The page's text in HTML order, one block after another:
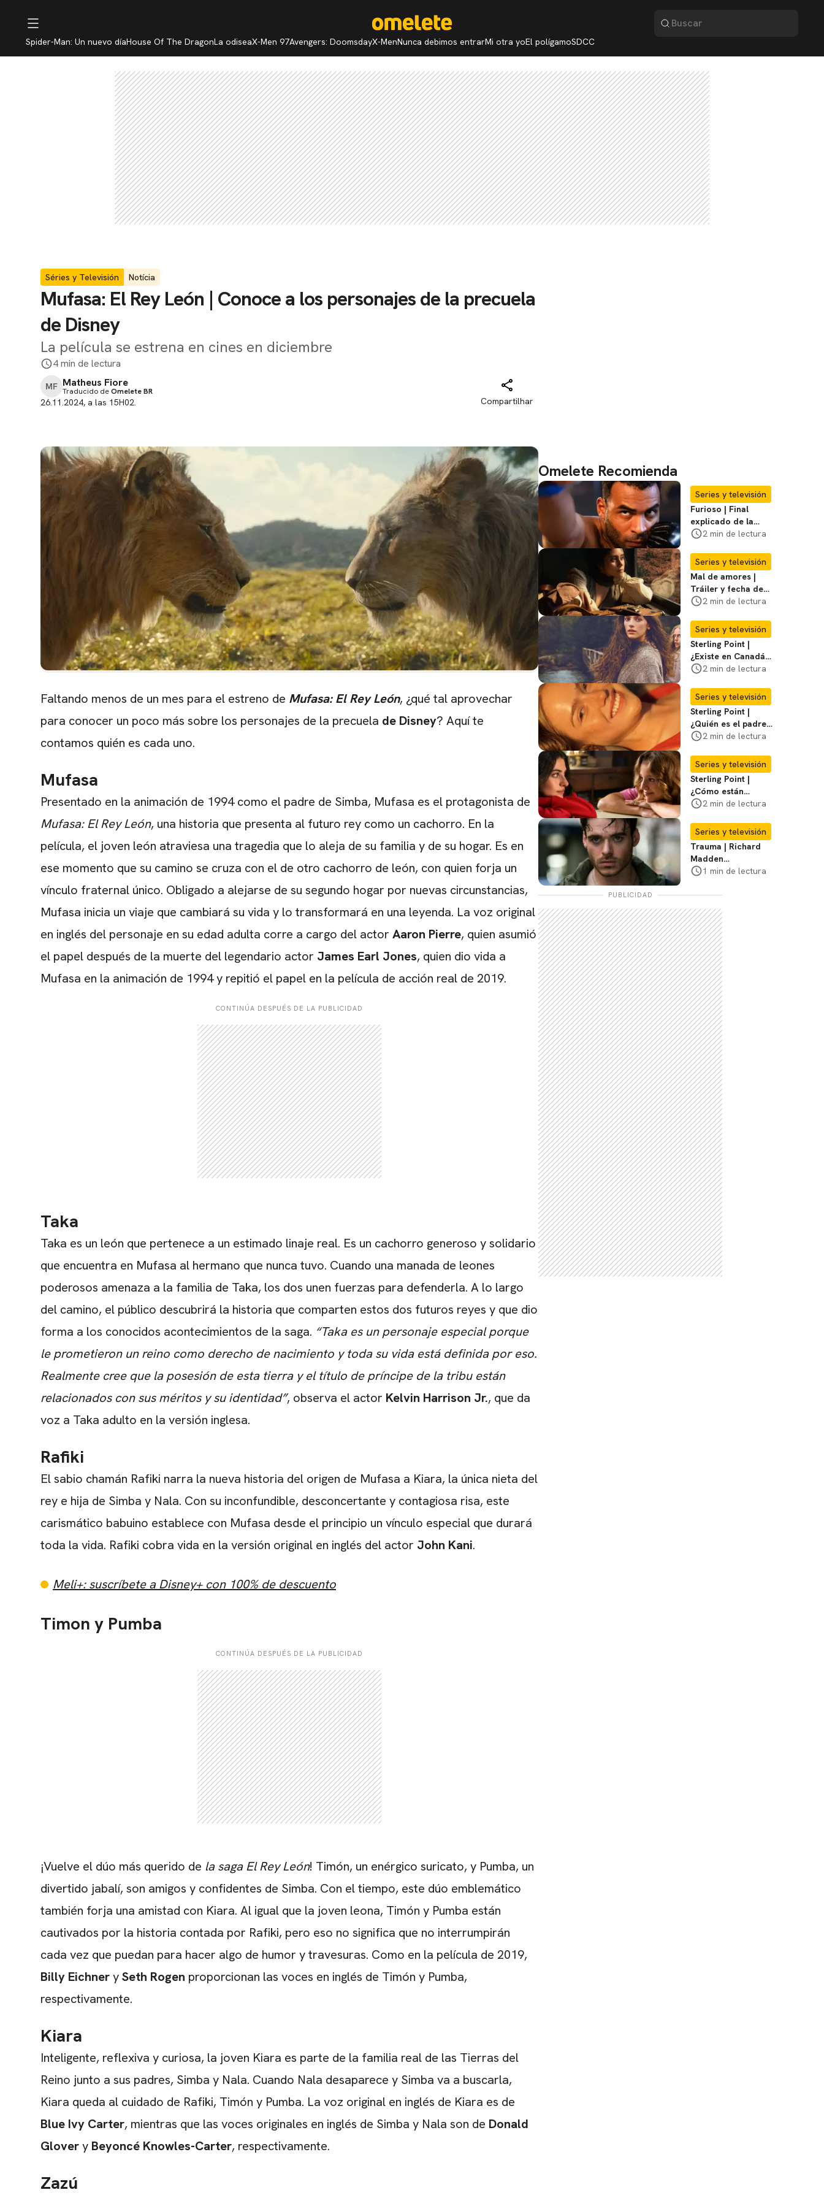
Spider-Man: Un nuevo díaHouse Of The DragonLa odiseaX-Men 97Avengers: DoomsdayX-MenNunca debimos entrarMi otra yoEl polígamoSDCC
Séries y Televisión Notícia
Mufasa: El Rey León | Conoce a los personajes de la precuela
de Disney
La película se estrena en cines en diciembre
4 min de lectura
MF Matheus Fiore
Traducido deOmelete BR
26.11.2024, a las 15H02. Compartilhar
Faltando menos de un mes para el estreno de Mufasa: El Rey León, ¿qué tal aprovechar
para conocer un poco más sobre los personajes de la precuela de Disney? Aquí te
contamos quién es cada uno.
Mufasa
Presentado en la animación de 1994 como el padre de Simba, Mufasa es el protagonista de
Mufasa: El Rey León, una historia que presenta al futuro rey como un cachorro. En la
película, el joven león atraviesa una tragedia que lo aleja de su familia y de su hogar. Es en
ese momento que su camino se cruza con el de otro cachorro de león, con quien forja un
vínculo fraternal único. Obligado a alejarse de su segundo hogar por nuevas circunstancias,
Mufasa inicia un viaje que cambiará su vida y lo transformará en una leyenda. La voz original
en inglés del personaje en su edad adulta corre a cargo del actor Aaron Pierre, quien asumió
el papel después de la muerte del legendario actor James Earl Jones, quien dio vida a
Mufasa en la animación de 1994 y repitió el papel en la película de acción real de 2019.
CONTINÚA DESPUÉS DE LA PUBLICIDAD
Taka
Taka es un león que pertenece a un estimado linaje real. Es un cachorro generoso y solidario
que encuentra en Mufasa al hermano que nunca tuvo. Cuando una manada de leones
poderosos amenaza a la familia de Taka, los dos unen fuerzas para defenderla. A lo largo
del camino, el público descubrirá la historia que comparten estos dos futuros reyes y que dio
forma a los conocidos acontecimientos de la saga. “Taka es un personaje especial porque
le prometieron un reino como derecho de nacimiento y toda su vida está definida por eso.
Realmente cree que la posesión de esta tierra y el título de príncipe de la tribu están
relacionados con sus méritos y su identidad”, observa el actor Kelvin Harrison Jr., que da
voz a Taka adulto en la versión inglesa.
Rafiki
El sabio chamán Rafiki narra la nueva historia del origen de Mufasa a Kiara, la única nieta del
rey e hija de Simba y Nala. Con su inconfundible, desconcertante y contagiosa risa, este
carismático babuino establece con Mufasa desde el principio un vínculo especial que durará
toda la vida. Rafiki cobra vida en la versión original en inglés del actor John Kani.
Meli+: suscríbete a Disney+ con 100% de descuento
Timon y Pumba
CONTINÚA DESPUÉS DE LA PUBLICIDAD
¡Vuelve el dúo más querido de la saga El Rey León! Timón, un enérgico suricato, y Pumba, un
divertido jabalí, son amigos y confidentes de Simba. Con el tiempo, este dúo emblemático
también forja una amistad con Kiara. Al igual que la joven leona, Timón y Pumba están
cautivados por la historia contada por Rafiki, pero eso no significa que no interrumpirán
cada vez que puedan para hacer algo de humor y travesuras. Como en la película de 2019,
Billy EichnerySeth Rogen proporcionan las voces en inglés de Timón y Pumba,
respectivamente.
Kiara
Inteligente, reflexiva y curiosa, la joven Kiara es parte de la familia real de las Tierras del
Reino junto a sus padres, Simba y Nala. Cuando Nala desaparece y Simba va a buscarla,
Kiara queda al cuidado de Rafiki, Timón y Pumba. La voz original en inglés de Kiara es de
Blue Ivy Carter, mientras que las voces originales en inglés de Simba y Nala son de Donald
Glovery Beyoncé Knowles-Carter, respectivamente.
Zazú
Omelete Recomienda
Series y televisión
Furioso | Final
explicado de la
serie brasileña de
2 min de lectura
Series y televisión
Mal de amores |
Tráiler y fecha de
estreno de la nueva
2 min de lectura
Series y televisión
Sterling Point |
¿Existe en Canadá
la isla de la que
Entérate
2 min de lectura
Series y televisión
Sterling Point |
¿Quién es el padre
biológico de
decimos
2 min de lectura
Series y televisión
Sterling Point |
¿Cómo están
conectados Annie,
Te explicamos
2 min de lectura
Series y televisión
Trauma | Richard
Madden
protagonizará serie
1 min de lectura
PUBLICIDAD